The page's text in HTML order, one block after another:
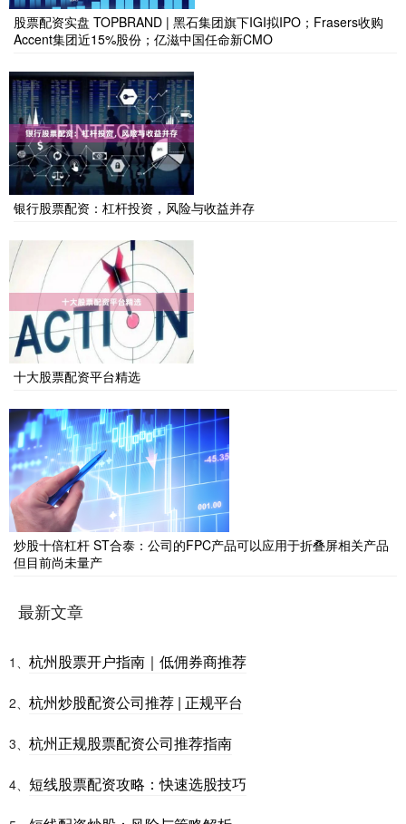
股票配资实盘 TOPBRAND | 黑石集团旗下IGI拟IPO；Frasers收购
Accent集团近15%股份；亿滋中国任命新CMO
银行股票配资：杠杆投资，风险与收益并存
十大股票配资平台精选
炒股十倍杠杆 ST合泰：公司的FPC产品可以应用于折叠屏相关产品
但目前尚未量产
最新文章
1、 杭州股票开户指南｜低佣券商推荐
2、 杭州炒股配资公司推荐 | 正规平台
3、 杭州正规股票配资公司推荐指南
4、 短线股票配资攻略：快速选股技巧